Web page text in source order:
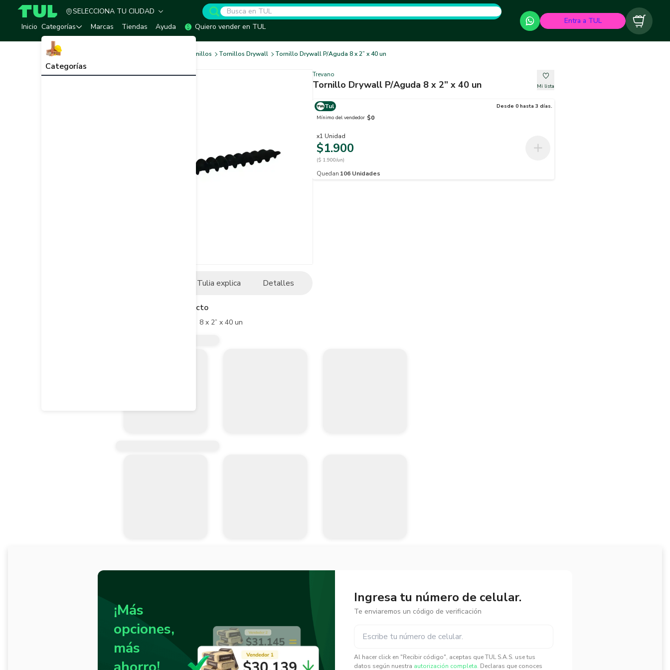
TUL - Tu Marketplace de Construcción
SELECCIONA TU CIUDAD
Inicio Categorías
Categorías
Marcas Tiendas Ayuda Quiero vender en TUL
Entra a TUL Carrito
Tornillos Tornillos Drywall Tornillo Drywall P/Aguda 8 x 2” x 40 un
Tulia explica Detalles
Descripción del producto
Tornillo Drywall P/Aguda  8 x 2” x 40 un
Trevano
Tornillo Drywall P/Aguda 8 x 2” x 40 un Mi lista
Tul
Desde 0 hasta 3 días.
Mínimo del vendedor $0
x1 Unidad
$1.900
($ 1.900/un)
Quedan 106 Unidades
¡Más
opciones,
más
Ingresa tu número de celular.
Te enviaremos un código de verificación
Al hacer click en "Recibir código", aceptas que TUL S.A.S. use tus
datos según nuestra autorización completa. Declaras que conoces